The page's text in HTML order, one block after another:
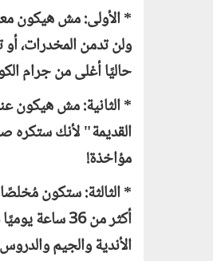
* الأولى: مش هيكون
ولن تدمن المخدرات،
حاليًا أغلى من جرام
* الثانية: مش هيكون
القديمة" لأنك ستكره
مؤاخذة!
* الثالثة: ستكون
أكثر من 36
الأندية والجيم